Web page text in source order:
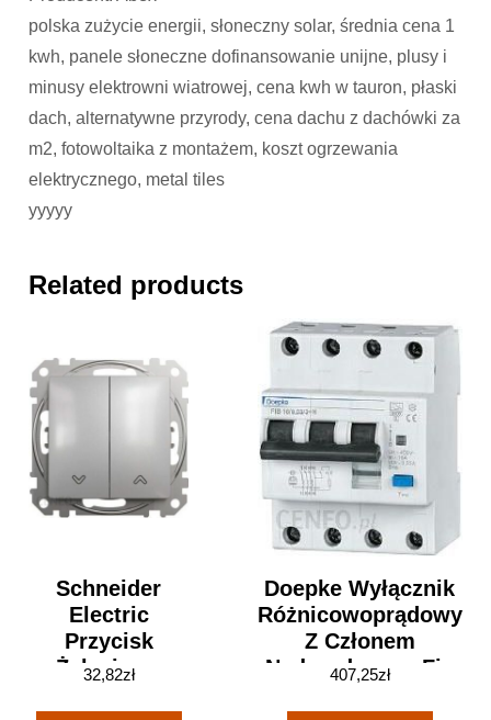
polska zużycie energii, słoneczny solar, średnia cena 1
kwh, panele słoneczne dofinansowanie unijne, plusy i
minusy elektrowni wiatrowej, cena kwh w tauron, płaski
dach, alternatywne przyrody, cena dachu z dachówki za
m2, fotowoltaika z montażem, koszt ogrzewania
elektrycznego, metal tiles
yyyyy
Related products
Schneider
Electric
Przycisk
Żaluzjowy
32,82zł
Doepke Wyłącznik
Różnicowoprądowy
Z Członem
Nadprądowym Fic
407,25zł